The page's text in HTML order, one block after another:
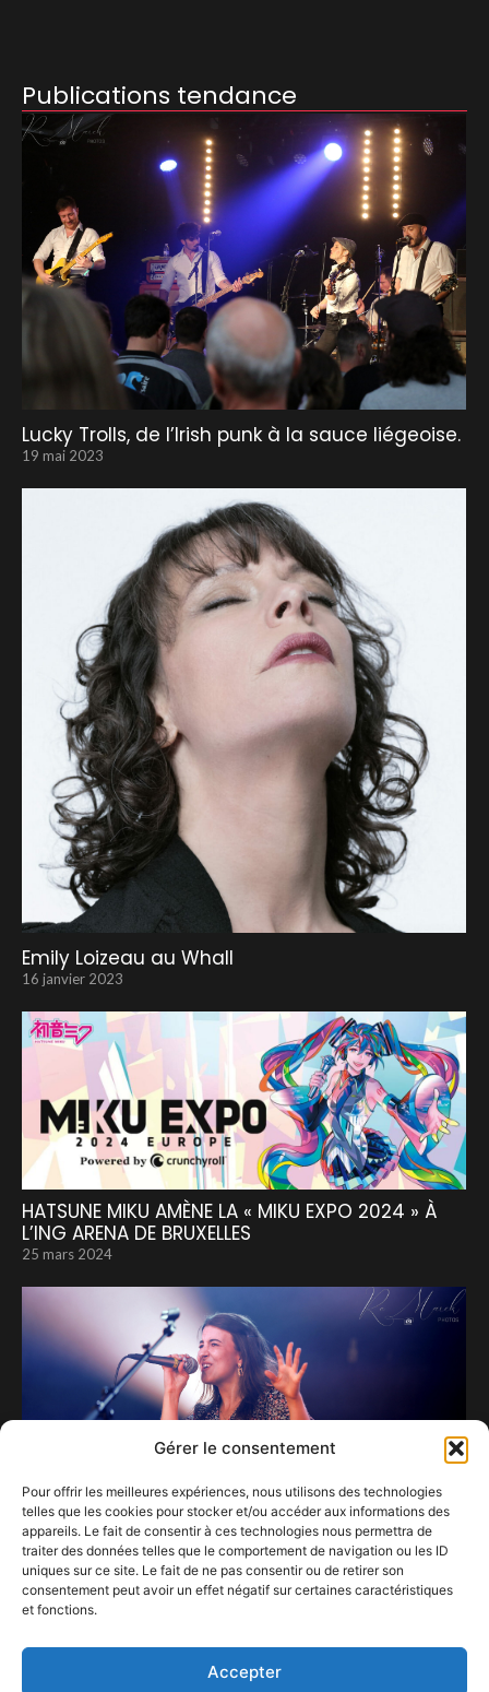
Gérer le consentement
Pour offrir les meilleures expériences, nous utilisons des technologies
telles que les cookies pour stocker et/ou accéder aux informations des
appareils. Le fait de consentir à ces technologies nous permettra de
traiter des données telles que le comportement de navigation ou les ID
uniques sur ce site. Le fait de ne pas consentir ou de retirer son
consentement peut avoir un effet négatif sur certaines caractéristiques
et fonctions.
Accepter
Publications tendance
Lucky Trolls, de l’Irish punk à la sauce liégeoise.
19 mai 2023
Emily Loizeau au Whall
16 janvier 2023
HATSUNE MIKU AMÈNE LA « MIKU EXPO 2024 » À
L’ING ARENA DE BRUXELLES
25 mars 2024
Maëva réussit son baptême du feu, ou plutôt
3 août 2022